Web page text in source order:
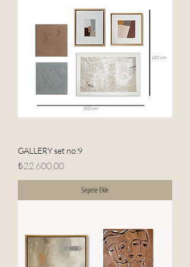
GALLERY set no:9
Fiyat
₺22.600,00
Sepete Ekle